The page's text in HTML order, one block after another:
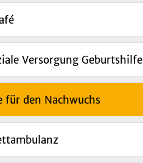
Versorgung Geburtshilfe
für den Nachwuchs